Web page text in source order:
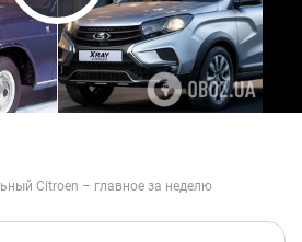
Play Video